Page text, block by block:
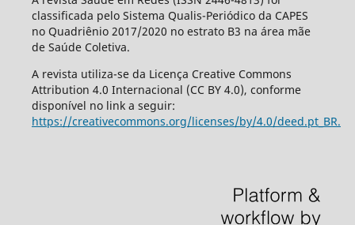
classificada pelo Sistema Qualis-Periódico da CAPES
no Quadriênio 2017/2020 no estrato B3 na área mãe
de Saúde Coletiva.
A revista utiliza-se da Licença Creative Commons
Attribution 4.0 Internacional (CC BY 4.0), conforme
disponível no link a seguir:
https://creativecommons.org/licenses/by/4.0/deed.pt_BR.